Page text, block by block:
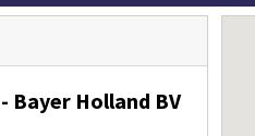
Bayer Holland BV